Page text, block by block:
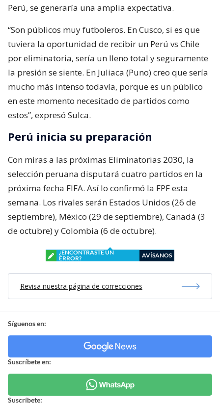
Perú, se generaría una amplia expectativa.
“Son públicos muy futboleros. En Cusco, si es que
tuviera la oportunidad de recibir un Perú vs Chile
por eliminatoria, sería un lleno total y seguramente
la presión se siente. En Juliaca (Puno) creo que sería
mucho más intenso todavía, porque es un público
en este momento necesitado de partidos como
estos”, expresó Sulca.
Perú inicia su preparación
Con miras a las próximas Eliminatorias 2030, la
selección peruana disputará cuatro partidos en la
próxima fecha FIFA. Así lo confirmó la FPF esta
semana. Los rivales serán Estados Unidos (26 de
septiembre), México (29 de septiembre), Canadá (3
de octubre) y Colombia (6 de octubre).
¿ENCONTRASTE UN
ERROR?
AVÍSANOS
Revisa nuestra página de correcciones
Síguenos en:
Suscríbete en:
Suscríbete: